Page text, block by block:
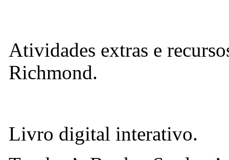
Atividades extras e
Richmond.
Livro digital interativo.